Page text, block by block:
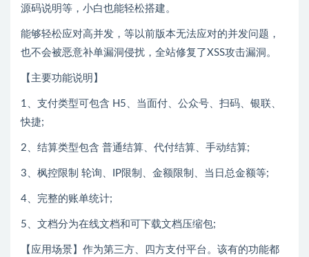
源码说明等，小白也能轻松搭建。
能够轻松应对高并发，等以前版本无法应对的并发问题，
也不会被恶意补单漏洞侵扰，全站修复了XSS攻击漏洞。
【主要功能说明】
1、支付类型可包含 H5、当面付、公众号、扫码、银联、
快捷;
2、结算类型包含 普通结算、代付结算、手动结算;
3、枫控限制 轮询、IP限制、金额限制、当日总金额等;
4、完整的账单统计;
5、文档分为在线文档和可下载文档压缩包;
【应用场景】作为第三方、四方支付平台。该有的功能都